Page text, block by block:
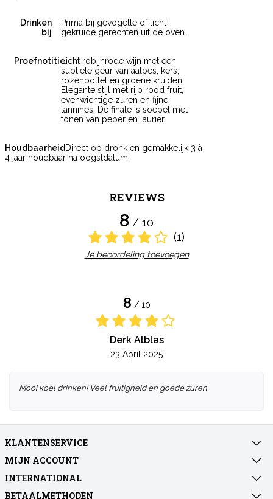
Drinken
bij
Prima bij gevogelte of licht
gekruide gerechten uit de oven.
ProefnotitieLicht robijnrode wijn met een
subtiele geur van aalbes, kers,
rozenbottel en groene kruiden.
Elegante stijl met rijp rood fruit,
evenwichtige zuren en fijne
tannines. De finale is soepel met
tonen van peper en laurier.
HoudbaarheidDirect op dronk en gemakkelijk 3 à
4 jaar houdbaar na oogstdatum.
REVIEWS
8 / 10
(1)
Je beoordeling toevoegen
8 / 10
Derk Alblas
23 April 2025
Mooi koel drinken! Veel fruitigheid en goede zuren.
KLANTENSERVICE
MIJN ACCOUNT
INTERNATIONAL
BETAALMETHODEN